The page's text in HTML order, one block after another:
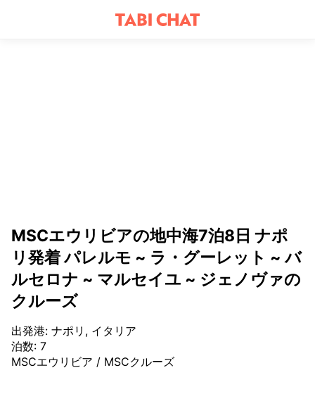
MSCエウリビアの地中海7泊8日 ナポ
リ発着 パレルモ ~ ラ・グーレット ~ バ
ルセロナ ~ マルセイユ ~ ジェノヴァの
クルーズ
出発港: ナポリ, イタリア
泊数: 7
MSCエウリビア / MSCクルーズ